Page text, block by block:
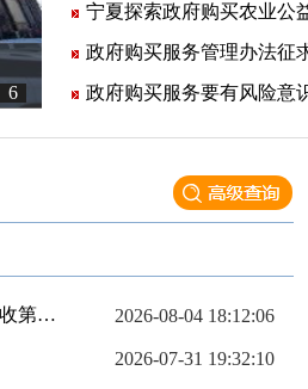
6
宁夏探索政府购买农业公
政府购买服务管理办法征
政府购买服务要有风险意
宁东管委会建设和交通局宁东能源化工基地政府购买消防设计审查、验收第三方技术服务项目招标公告 2026-08-04 18:12:06
2026-07-31 19:32:10